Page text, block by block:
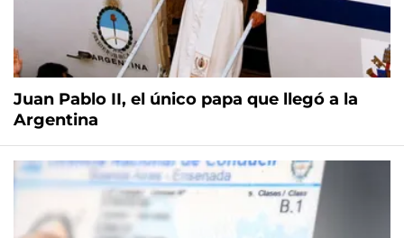
Juan Pablo II, el único papa que llegó a la
Argentina